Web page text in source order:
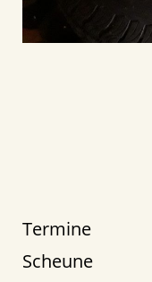
Termine
Scheune